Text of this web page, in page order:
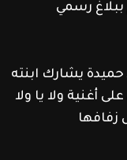
ببلاغ رسمي
يشارك ابنته
أغنية ولا يا ولا
زفافها